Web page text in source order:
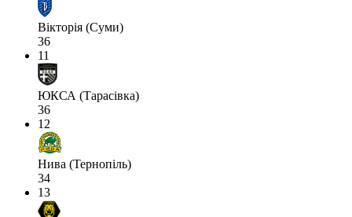
Вікторія (Суми)
36
11
ЮКСА (Тарасівка)
36
12
Нива (Тернопіль)
34
13